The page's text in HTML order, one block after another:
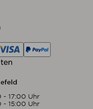
- 17:00 Uhr
- 15:00 Uhr